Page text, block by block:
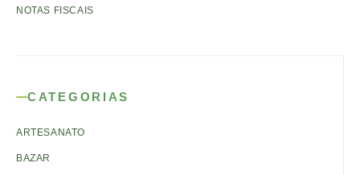
NOTAS FISCAIS
CATEGORIAS
ARTESANATO
BAZAR